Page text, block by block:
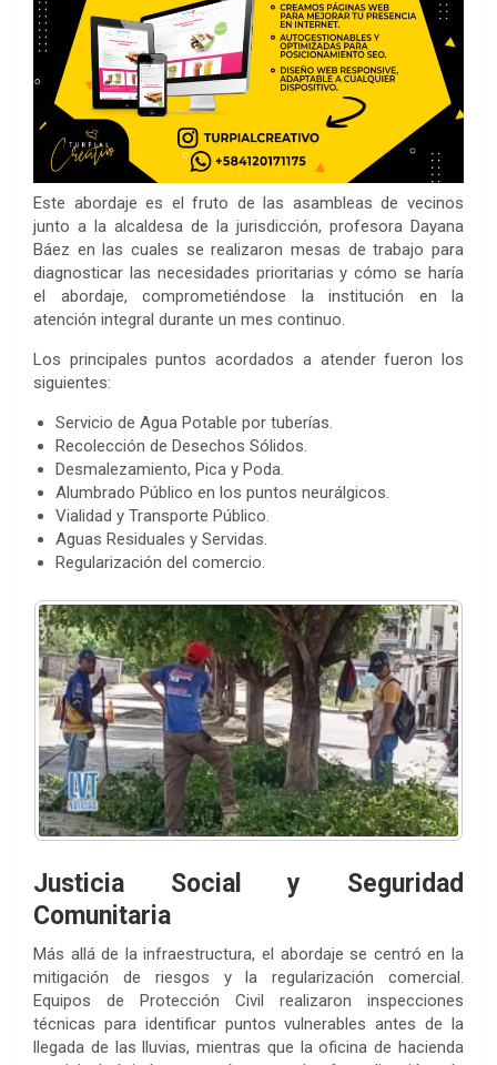
Este abordaje es el fruto de las asambleas de vecinos
junto a la alcaldesa de la jurisdicción, profesora Dayana
Báez en las cuales se realizaron mesas de trabajo para
diagnosticar las necesidades prioritarias y cómo se haría
el abordaje, comprometiéndose la institución en la
atención integral durante un mes continuo.
Los principales puntos acordados a atender fueron los
siguientes:
Servicio de Agua Potable por tuberías.
Recolección de Desechos Sólidos.
Desmalezamiento, Pica y Poda.
Alumbrado Público en los puntos neurálgicos.
Vialidad y Transporte Público.
Aguas Residuales y Servidas.
Regularización del comercio.
Justicia Social y Seguridad
Comunitaria
Más allá de la infraestructura, el abordaje se centró en la
mitigación de riesgos y la regularización comercial.
Equipos de Protección Civil realizaron inspecciones
técnicas para identificar puntos vulnerables antes de la
llegada de las lluvias, mientras que la oficina de hacienda